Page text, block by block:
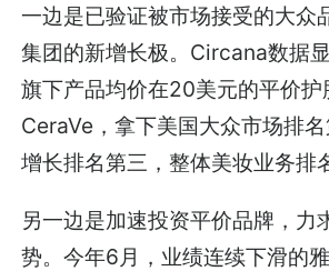
一边是已验证被市场接受的大众
集团的新增长极。Circana数据
旗下产品均价在20美元的平价护
CeraVe，拿下美国大众市场排
增长排名第三，整体美妆业务排
另一边是加速投资平价品牌，力
势。今年6月，业绩连续下滑的